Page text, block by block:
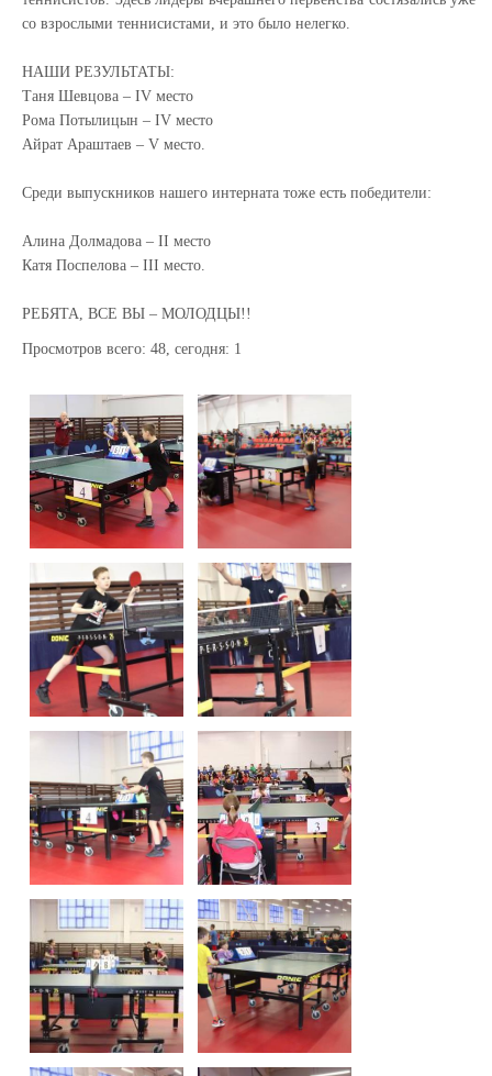
со взрослыми теннисистами, и это было нелегко.
НАШИ РЕЗУЛЬТАТЫ:
Таня Шевцова – IV место
Рома Потылицын – IV место
Айрат Араштаев – V место.
Среди выпускников нашего интерната тоже есть победители:
Алина Долмадова – II место
Катя Поспелова – III место.
РЕБЯТА, ВСЕ ВЫ – МОЛОДЦЫ!!
Просмотров всего: 48, сегодня: 1